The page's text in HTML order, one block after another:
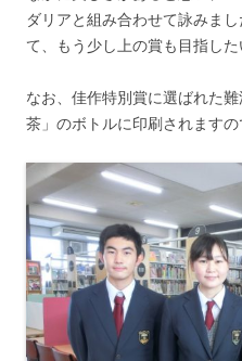
ダリアと組み合わせて詠みま
て、もう少し上の賞も目指した
なお、佳作特別賞に選ばれた
茶」のボトルに印刷されます